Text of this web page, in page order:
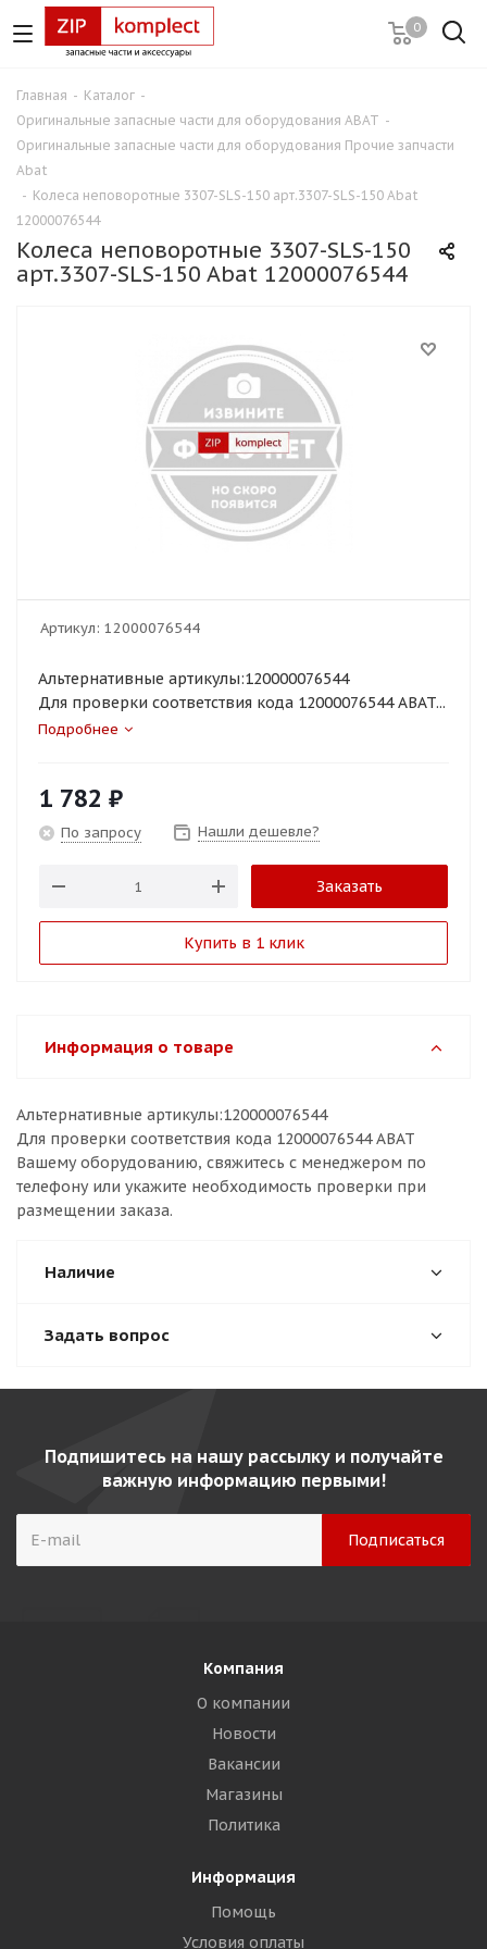
0
Главная - Каталог -
Оригинальные запасные части для оборудования ABAT -
Оригинальные запасные части для оборудования Прочие запчасти
Abat
- Колеса неповоротные 3307-SLS-150 арт.3307-SLS-150 Abat
12000076544
Колеса неповоротные 3307-SLS-150
арт.3307-SLS-150 Abat 12000076544
Артикул: 12000076544
Альтернативные артикулы:120000076544
Для проверки соответствия кода 12000076544 ABAT...
Подробнее
1 782 ₽
По запросу Нашли дешевле?
Заказать
Купить в 1 клик
Информация о товаре
Альтернативные артикулы:120000076544
Для проверки соответствия кода 12000076544 ABAT
Вашему оборудованию, свяжитесь с менеджером по
телефону или укажите необходимость проверки при
размещении заказа.
Наличие
Задать вопрос
Подпишитесь на нашу рассылку и получайте
важную информацию первыми!
Компания
О компании
Новости
Вакансии
Магазины
Политика
Информация
Помощь
Условия оплаты